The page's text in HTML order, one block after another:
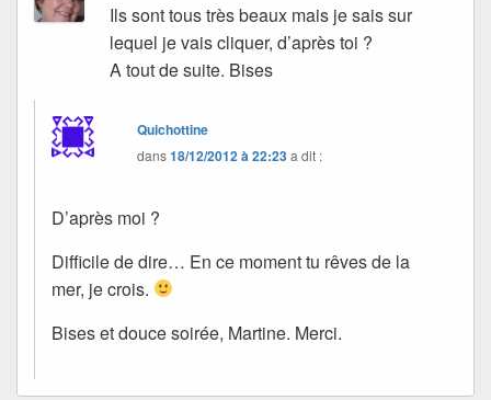
Ils sont tous très beaux mais je sais sur
lequel je vais cliquer, d’après toi ?
A tout de suite. Bises
Quichottine
dans18/12/2012 à 22:23a dit :
D’après moi ?
Difficile de dire… En ce moment tu rêves de la
mer, je crois.
Bises et douce soirée, Martine. Merci.